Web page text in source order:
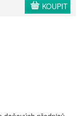
KOUPIT